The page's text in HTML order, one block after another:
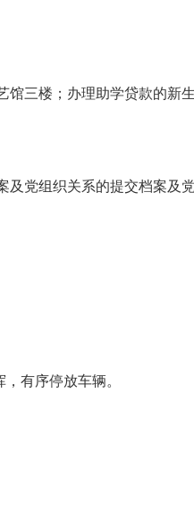
三楼；办理助学贷款的新
及党组织关系的提交档案及
有序停放车辆。